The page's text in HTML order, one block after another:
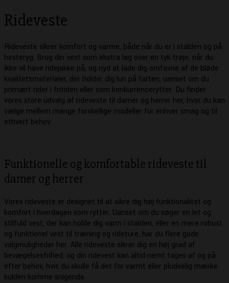
Rideveste
Rideveste sikrer komfort og varme, både når du er i stalden og på
hesteryg. Brug din vest som ekstra lag over en tyk trøje, når du
ikke vil have ridejakke på, og nyd at lade dig omfavne af de bløde
kvalitetsmaterialer, der holder dig lun på farten, uanset om du
primært rider i fritiden eller som konkurrencerytter. Du finder
vores store udvalg af rideveste til damer og herrer her, hvor du kan
vælge mellem mange forskellige modeller for enhver smag og til
ethvert behov.
Funktionelle og komfortable rideveste til
damer og herrer
Vores rideveste er designet til at sikre dig høj funktionalitet og
komfort i hverdagen som rytter. Uanset om du søger en let og
stilfuld vest, der kan holde dig varm i stalden, eller en mere robust
og funktionel vest til træning og rideture, har du flere gode
valgmuligheder her. Alle rideveste sikrer dig en høj grad af
bevægelsesfrihed, og din ridevest kan altid nemt tages af og på
efter behov, hvis du skulle få det for varmt eller pludselig mærke
kulden komme snigende.